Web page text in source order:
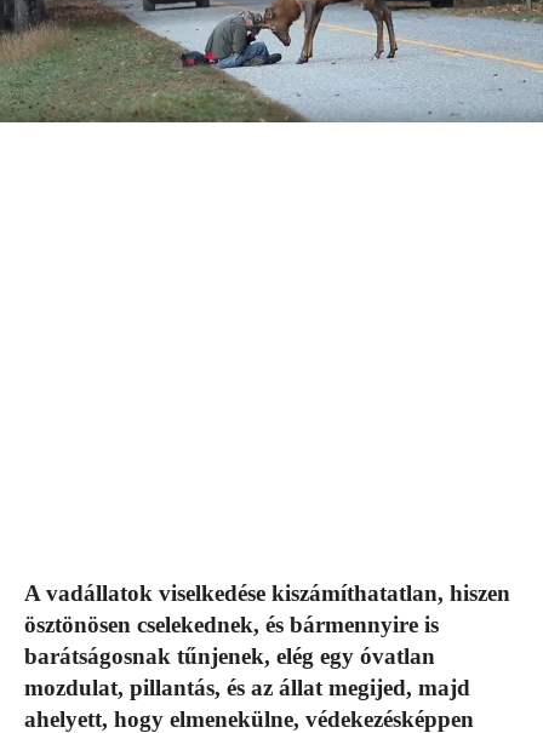
A vadállatok viselkedése kiszámíthatatlan, hiszen
ösztönösen cselekednek, és bármennyire is
barátságosnak tűnjenek, elég egy óvatlan
mozdulat, pillantás, és az állat megijed, majd
ahelyett, hogy elmenekülne, védekezésképpen